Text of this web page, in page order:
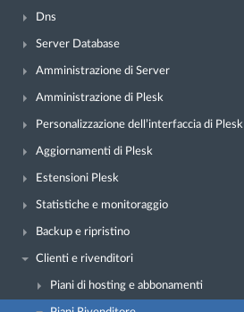
Dns
Server Database
Amministrazione di Server
Amministrazione di Plesk
Personalizzazione dell’interfaccia di Plesk
Aggiornamenti di Plesk
Estensioni Plesk
Statistiche e monitoraggio
Backup e ripristino
Clienti e rivenditori
Piani di hosting e abbonamenti